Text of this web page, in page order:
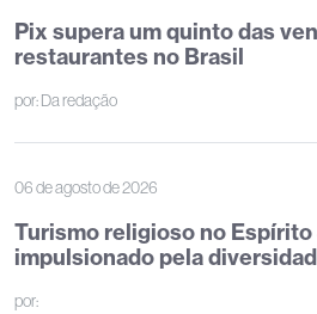
Pix supera um quinto das
restaurantes no Brasil
por:Da redação
06 de agosto de 2026
Turismo religioso no
impulsionado pela
por: